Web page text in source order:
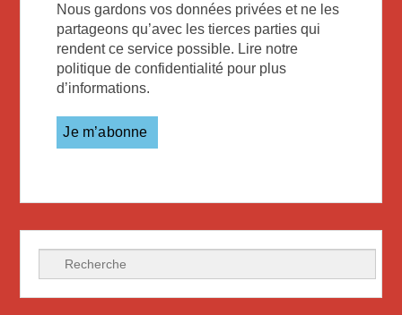
Nous gardons vos données privées et ne les
partageons qu’avec les tierces parties qui
rendent ce service possible. Lire notre
politique de confidentialité pour plus
d’informations.
Recherche